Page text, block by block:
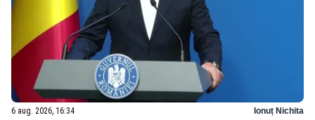
6 aug. 2026, 16:34 Ionuț Nichita